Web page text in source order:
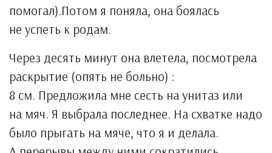
помогал).Потом я поняла, она боялась
не успеть к родам.
Через десять минут она влетела, посмотрела
раскрытие (опять не больно) :
8 см. Предложила мне сесть на унитаз или
на мяч. Я выбрала последнее. На схватке надо
было прыгать на мяче, что я и делала.